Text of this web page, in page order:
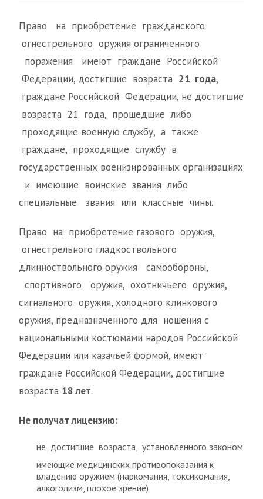
Право на приобретение гражданского
огнестрельного оружия ограниченного
поражения имеют граждане Российской
Федерации, достигшие возраста 21 года,
граждане Российской Федерации, не достигшие
возраста 21 года, прошедшие либо
проходящие военную службу, а также
граждане, проходящие службу в
государственных военизированных организациях
и имеющие воинские звания либо
специальные звания или классные чины.
Право на приобретение газового оружия,
огнестрельного гладкоствольного
длинноствольного оружия самообороны,
спортивного оружия, охотничьего оружия,
сигнального оружия, холодного клинкового
оружия, предназначенного для ношения с
национальными костюмами народов Российской
Федерации или казачьей формой, имеют
граждане Российской Федерации, достигшие
возраста 18 лет.
Не получат лицензию:
не достигшие возраста, установленного законом
имеющие медицинских противопоказания к
владению оружием (наркомания, токсикомания,
алкоголизм, плохое зрение)